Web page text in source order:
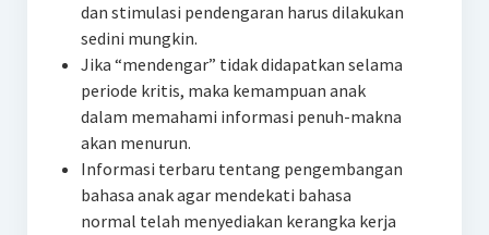
dan stimulasi pendengaran harus dilakukan
sedini mungkin.
Jika “mendengar” tidak didapatkan selama
periode kritis, maka kemampuan anak
dalam memahami informasi penuh-makna
akan menurun.
Informasi terbaru tentang pengembangan
bahasa anak agar mendekati bahasa
normal telah menyediakan kerangka kerja